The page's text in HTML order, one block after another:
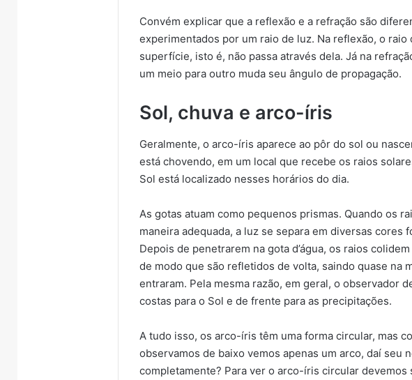
Convém explicar que a reflexão e a refração são
experimentados por um raio de luz. Na reflexão, o
superfície, isto é, não passa através dela. Já na
um meio para outro muda seu ângulo de propagação.
Sol, chuva e arco-íris
Geralmente, o arco-íris aparece ao pôr do sol ou
está chovendo, em um local que recebe os raios
Sol está localizado nesses horários do dia.
As gotas atuam como pequenos prismas. Quando os
maneira adequada, a luz se separa em diversas cores
Depois de penetrarem na gota d’água, os raios
de modo que são refletidos de volta, saindo quase na
entraram. Pela mesma razão, em geral, o observador
costas para o Sol e de frente para as precipitações.
A tudo isso, os arco-íris têm uma forma circular, mas
observamos de baixo vemos apenas um arco, daí seu
completamente? Para ver o arco-íris circular devemos